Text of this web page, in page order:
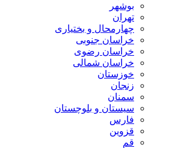
بوشهر
تهران
چهارمحال و بختیاری
خراسان جنوبی
خراسان رضوی
خراسان شمالی
خوزستان
زنجان
سمنان
سیستان و بلوچستان
فارس
قزوین
قم